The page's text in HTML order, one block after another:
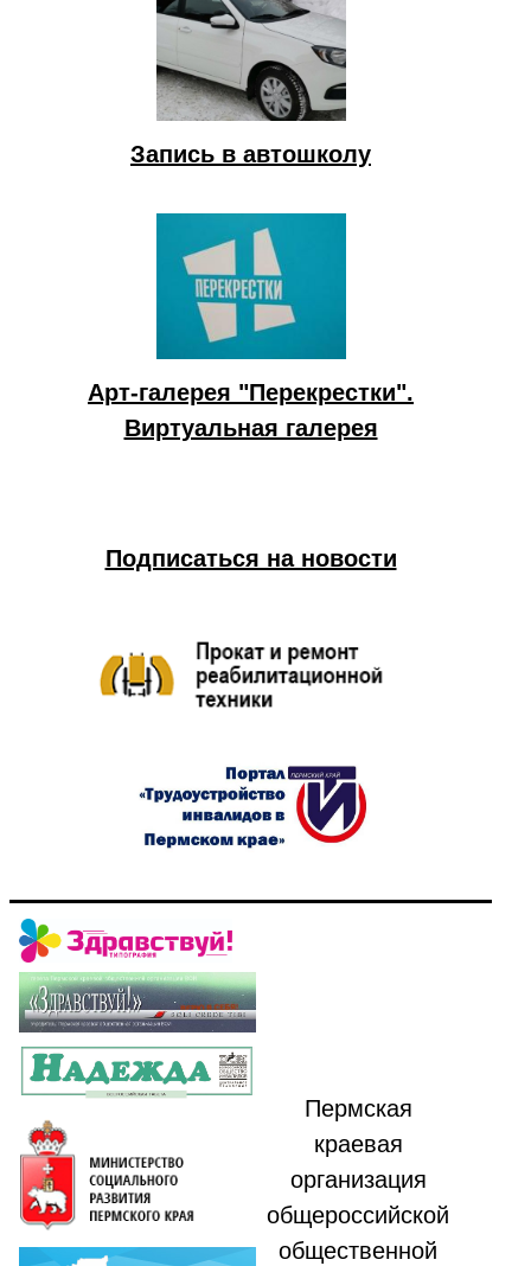
Запись в автошколу
Арт-галерея "Перекрестки".
Виртуальная галерея
Подписаться на новости
Пермская
краевая
организация
общероссийской
общественной